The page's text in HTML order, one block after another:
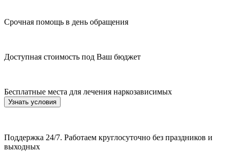
Срочная помощь в день обращения
Доступная стоимость под Ваш бюджет
Бесплатные места для лечения наркозависимых
Узнать условия
Поддержка 24/7. Работаем круглосуточно без праздников и
выходных